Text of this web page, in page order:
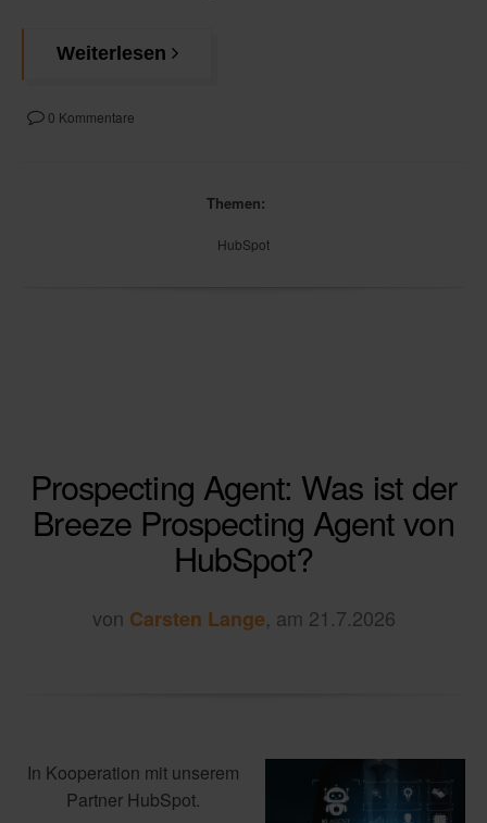
Weiterlesen
0 Kommentare
Themen:
HubSpot
Prospecting Agent: Was ist der
Breeze Prospecting Agent von
HubSpot?
von Carsten Lange, am 21.7.2026
In Kooperation mit unserem
Partner HubSpot.